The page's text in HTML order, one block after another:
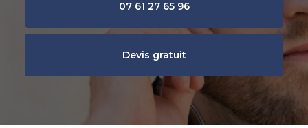
07 61 27 65 96
Devis gratuit